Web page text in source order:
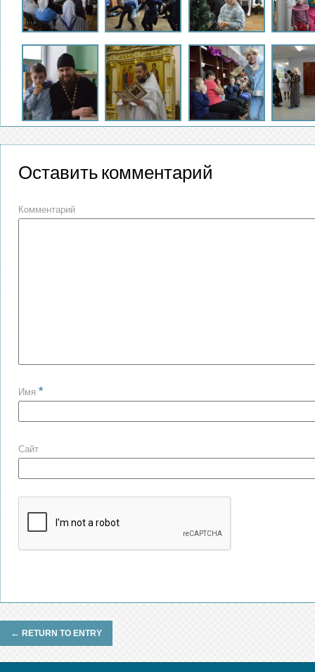
Оставить комментарий
Комментарий
Имя *
Сайт
← RETURN TO ENTRY